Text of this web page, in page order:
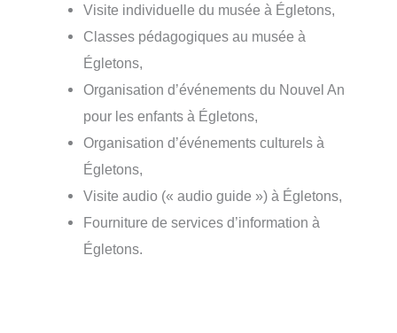
Visite individuelle du musée à Égletons,
Classes pédagogiques au musée à
Égletons,
Organisation d’événements du Nouvel An
pour les enfants à Égletons,
Organisation d’événements culturels à
Égletons,
Visite audio (« audio guide ») à Égletons,
Fourniture de services d’information à
Égletons.